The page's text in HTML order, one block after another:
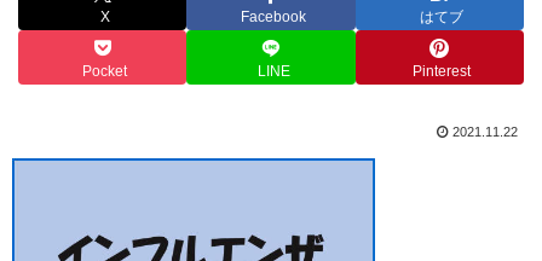
X Facebook はてブ
Pocket LINE Pinterest
2021.11.22